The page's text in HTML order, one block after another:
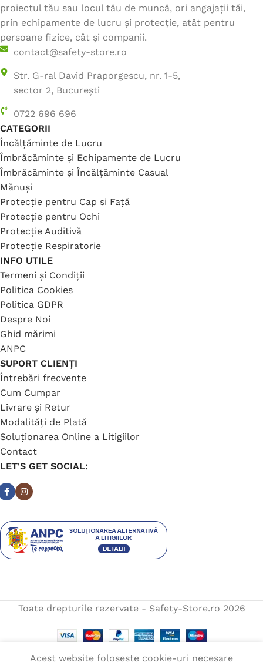
proiectul tău sau locul tău de muncă, ori angajații tăi,
prin echipamente de lucru și protecție, atât pentru
persoane fizice, cât și companii.
contact@safety-store.ro
Str. G-ral David Praporgescu, nr. 1-5,
sector 2, București
0722 696 696
CATEGORII
Încălțăminte de Lucru
Îmbrăcăminte și Echipamente de Lucru
Îmbrăcăminte și Încălțăminte Casual
Mănuși
Protecție pentru Cap si Față
Protecție pentru Ochi
Protecție Auditivă
Protecție Respiratorie
INFO UTILE
Termeni și Condiții
Politica Cookies
Politica GDPR
Despre Noi
Ghid mărimi
ANPC
SUPORT CLIENȚI
Întrebări frecvente
Cum Cumpar
Livrare și Retur
Modalități de Plată
Soluționarea Online a Litigiilor
Contact
LET'S GET SOCIAL:
Toate drepturile rezervate - Safety-Store.ro 2026
Acest website foloseste cookie-uri necesare